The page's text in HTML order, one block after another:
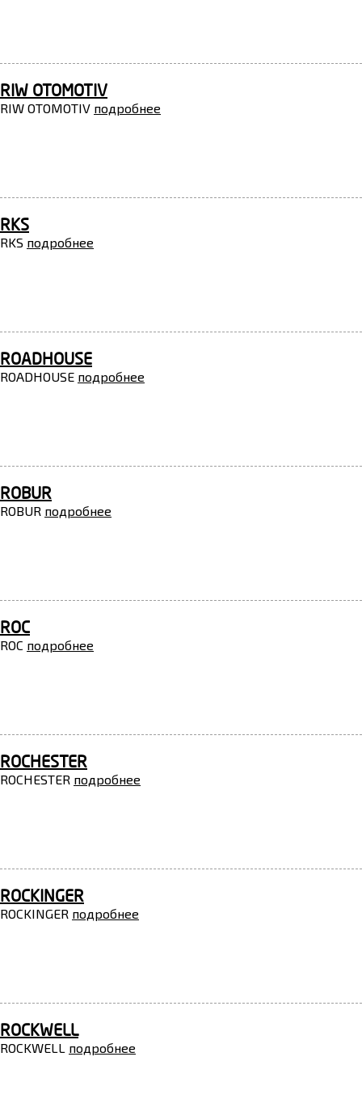
RIW OTOMOTIV
RIW OTOMOTIV подробнее
RKS
RKS подробнее
ROADHOUSE
ROADHOUSE подробнее
ROBUR
ROBUR подробнее
ROC
ROC подробнее
ROCHESTER
ROCHESTER подробнее
ROCKINGER
ROCKINGER подробнее
ROCKWELL
ROCKWELL подробнее